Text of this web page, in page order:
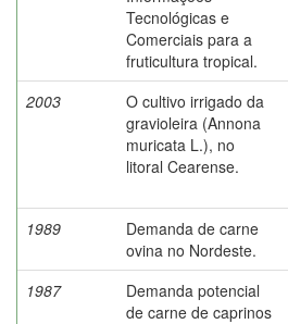
Tecnológicas e
Comerciais para a
fruticultura tropical.
2003
O cultivo irrigado da
gravioleira (Annona
muricata L.), no
litoral Cearense.
1989
Demanda de carne
ovina no Nordeste.
1987
Demanda potencial
de carne de caprinos